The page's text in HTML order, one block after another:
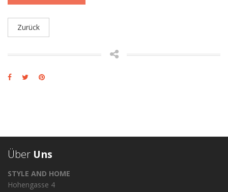
Zurück
Über Uns
STYLE AND HOME
Hohengasse 4